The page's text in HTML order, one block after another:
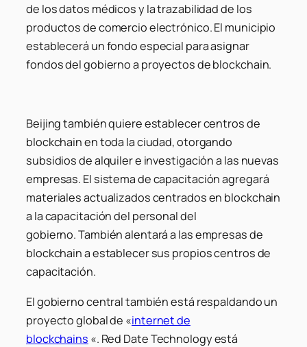
de los datos médicos y la trazabilidad de los
productos de comercio electrónico. El municipio
establecerá un fondo especial para asignar
fondos del gobierno a proyectos de blockchain.
Beijing también quiere establecer centros de
blockchain en toda la ciudad, otorgando
subsidios de alquiler e investigación a las nuevas
empresas. El sistema de capacitación agregará
materiales actualizados centrados en blockchain
a la capacitación del personal del
gobierno. También alentará a las empresas de
blockchain a establecer sus propios centros de
capacitación.
El gobierno central también está respaldando un
proyecto global de «internet de
blockchains «. Red Date Technology está